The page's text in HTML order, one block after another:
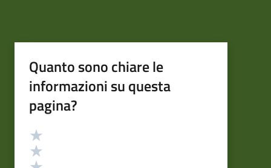
Quanto sono chiare le
informazioni su questa
pagina?
Valutazione